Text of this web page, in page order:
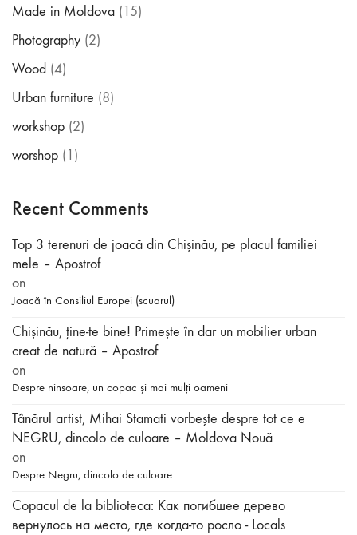
Made in Moldova (15)
Photography (2)
Wood (4)
Urban furniture (8)
workshop (2)
worshop (1)
Recent Comments
Top 3 terenuri de joacă din Chișinău, pe placul familiei
mele – Apostrof
on
Joacă în Consiliul Europei (scuarul)
Chișinău, ține-te bine! Primește în dar un mobilier urban
creat de natură – Apostrof
on
Despre ninsoare, un copac și mai mulți oameni
Tânărul artist, Mihai Stamati vorbeşte despre tot ce e
NEGRU, dincolo de culoare – Moldova Nouă
on
Despre Negru, dincolo de culoare
Copacul de la biblioteca: Как погибшее дерево
вернулось на место, где когда-то росло - Locals